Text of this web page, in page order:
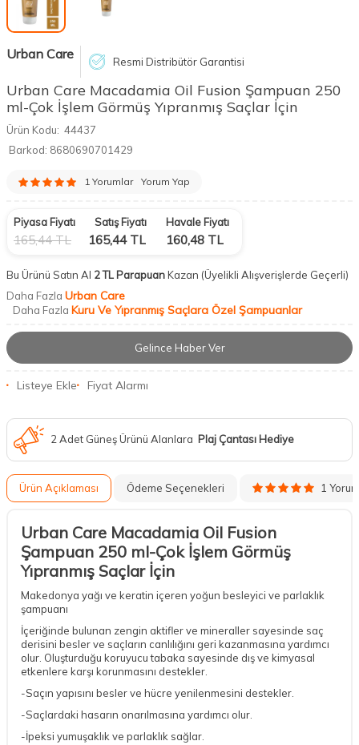
Urban Care Resmi Distribütör Garantisi
Urban Care Macadamia Oil Fusion Şampuan 250
ml-Çok İşlem Görmüş Yıpranmış Saçlar İçin
Ürün Kodu: 44437
Barkod: 8680690701429
1 Yorumlar Yorum Yap
Piyasa Fiyatı
165,44TL
Satış Fiyatı
165,44TL
Havale Fiyatı
160,48 TL
Bu Ürünü Satın Al 2 TL ParapuanKazan (Üyelikli Alışverişlerde Geçerli)
Daha Fazla Urban Care
Daha Fazla Kuru Ve Yıpranmış Saçlara Özel Şampuanlar
Gelince Haber Ver
Listeye Ekle Fiyat Alarmı
2 Adet Güneş Ürünü Alanlara Plaj Çantası Hediye
Ürün Açıklaması Ödeme Seçenekleri 1 Yorum
Urban Care Macadamia Oil Fusion
Şampuan 250 ml-Çok İşlem Görmüş
Yıpranmış Saçlar İçin
Makedonya yağı ve keratin içeren yoğun besleyici ve parlaklık
şampuanı
İçeriğinde bulunan zengin aktifler ve mineraller sayesinde saç
derisini besler ve saçların canlılığını geri kazanmasına yardımcı
olur. Oluşturduğu koruyucu tabaka sayesinde dış ve kimyasal
etkenlere karşı korunmasını destekler.
-Saçın yapısını besler ve hücre yenilenmesini destekler.
-Saçlardaki hasarın onarılmasına yardımcı olur.
-İpeksi yumuşaklık ve parlaklık sağlar.